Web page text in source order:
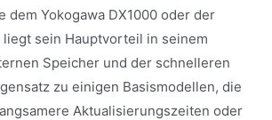
dem Yokogawa DX1000 oder der
sein Hauptvorteil in seinem
Speicher und der schnelleren
zu einigen Basismodellen, die
Aktualisierungszeiten oder